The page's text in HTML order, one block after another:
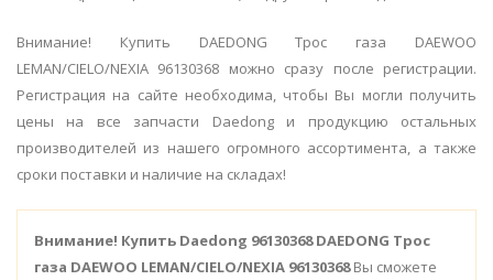
Внимание! Купить DAEDONG Трос газа DAEWOO
LEMAN/CIELO/NEXIA 96130368 можно сразу после регистрации.
Регистрация на сайте необходима, чтобы Вы могли получить
цены на все запчасти Daedong и продукцию остальных
производителей из нашего огромного ассортимента, а также
сроки поставки и наличие на складах!
Внимание! Купить Daedong 96130368 DAEDONG Трос
газа DAEWOO LEMAN/CIELO/NEXIA 96130368Вы сможете